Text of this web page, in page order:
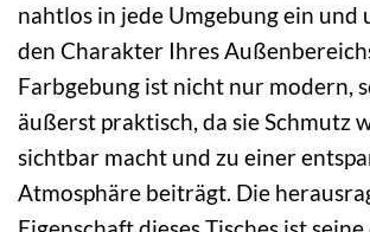
nahtlos in jede Umgebung ein
den Charakter Ihres
Farbgebung ist nicht nur modern,
äußerst praktisch, da sie Schmutz
sichtbar macht und zu einer
Atmosphäre beiträgt. Die